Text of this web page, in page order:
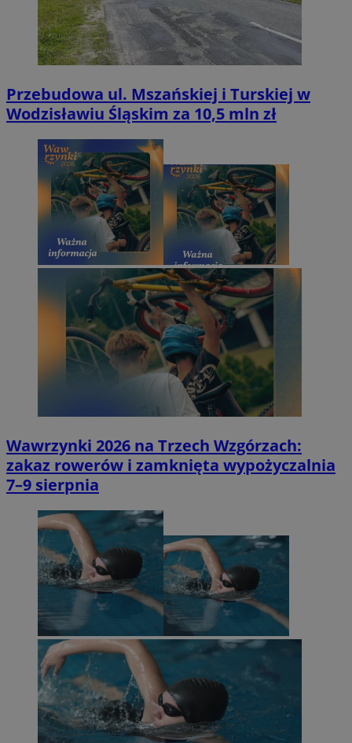
Przebudowa ul. Mszańskiej i Turskiej w
Wodzisławiu Śląskim za 10,5 mln zł
Wawrzynki 2026 na Trzech Wzgórzach:
zakaz rowerów i zamknięta wypożyczalnia
7–9 sierpnia